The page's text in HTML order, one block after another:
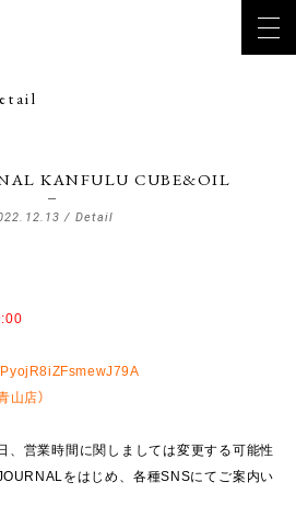
KANFULU CUBE&OIL
/ Detail
店）
営業時間に関しましては変更する可能性
をはじめ、各種SNSにてご案内い